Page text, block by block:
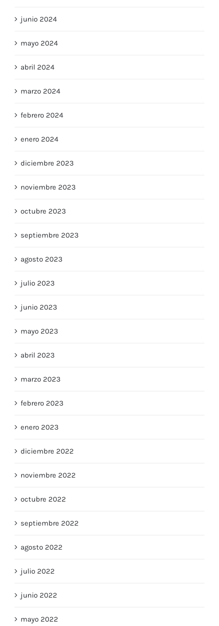
junio 2024
mayo 2024
abril 2024
marzo 2024
febrero 2024
enero 2024
diciembre 2023
noviembre 2023
octubre 2023
septiembre 2023
agosto 2023
julio 2023
junio 2023
mayo 2023
abril 2023
marzo 2023
febrero 2023
enero 2023
diciembre 2022
noviembre 2022
octubre 2022
septiembre 2022
agosto 2022
julio 2022
junio 2022
mayo 2022